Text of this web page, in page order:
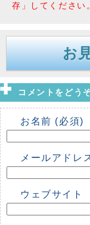
存」してください
お
コメントをどう
お名前 (必須)
メールアドレ
ウェブサイト